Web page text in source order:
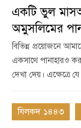
একটি ভুল
অমুসলিমের
বিভিন্ন প্রয়োজনে
একসাথে পানাহারও
দেখা দেয়। এক্ষেত্রে
যিলকদ ১৪৪৩